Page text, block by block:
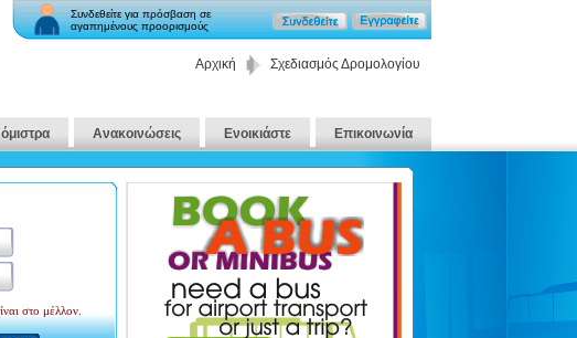
Συνδεθείτε για πρόσβαση σε
αγαπημένους προορισμούς
Αρχική Σχεδιασμός Δρομολογίου
Ανακοινώσεις Ενοικιάστε Επικοινωνία
στο μέλλον.